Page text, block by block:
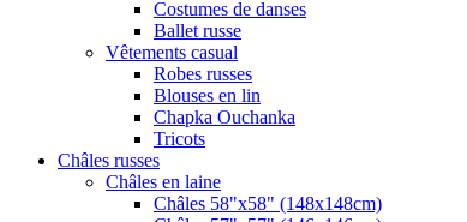
Costumes de danses
Ballet russe
Vêtements casual
Robes russes
Blouses en lin
Chapka Ouchanka
Tricots
Châles russes
Châles en laine
Châles 58"x58" (148x148cm)